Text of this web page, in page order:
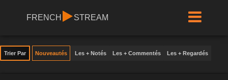
FRENCH STREAM
Trier Par Nouveautés Les + Notés Les + Commentés Les + Regardés